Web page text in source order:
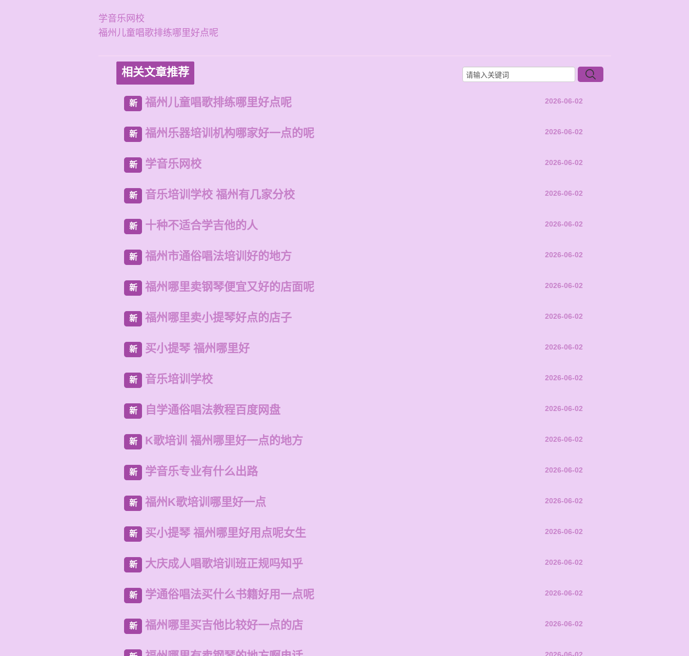
学音乐网校
福州儿童唱歌排练哪里好点呢
相关文章推荐
新 福州儿童唱歌排练哪里好点呢 2026-06-02
新 福州乐器培训机构哪家好一点的呢 2026-06-02
新 学音乐网校 2026-06-02
新 音乐培训学校 福州有几家分校 2026-06-02
新 十种不适合学吉他的人 2026-06-02
新 福州市通俗唱法培训好的地方 2026-06-02
新 福州哪里卖钢琴便宜又好的店面呢 2026-06-02
新 福州哪里卖小提琴好点的店子 2026-06-02
新 买小提琴 福州哪里好 2026-06-02
新 音乐培训学校 2026-06-02
新 自学通俗唱法教程百度网盘 2026-06-02
新 K歌培训 福州哪里好一点的地方 2026-06-02
新 学音乐专业有什么出路 2026-06-02
新 福州K歌培训哪里好一点 2026-06-02
新 买小提琴 福州哪里好用点呢女生 2026-06-02
新 大庆成人唱歌培训班正规吗知乎 2026-06-02
新 学通俗唱法买什么书籍好用一点呢 2026-06-02
新 福州哪里买吉他比较好一点的店 2026-06-02